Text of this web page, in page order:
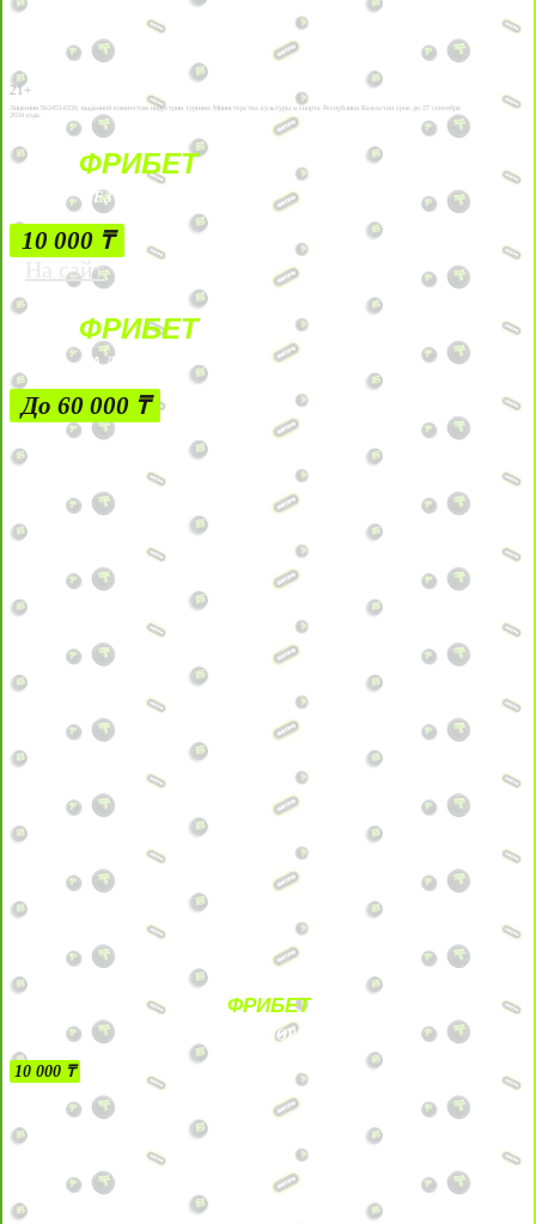
21+
Лицензии №24514359, выданной комитетом индустрии туризма Министерства культуры и спорта Республики Казахстан срок до 27 сентября
2034 года.
ФРИБЕТ
БЕЗ УСЛОВИЙ
10 000 ₸
На сайт
ФРИБЕТ
ЗА ДЕПОЗИТЫ
До 60 000 ₸
ФРИБЕТ
БЕЗ УСЛОВИЙ
10 000 ₸